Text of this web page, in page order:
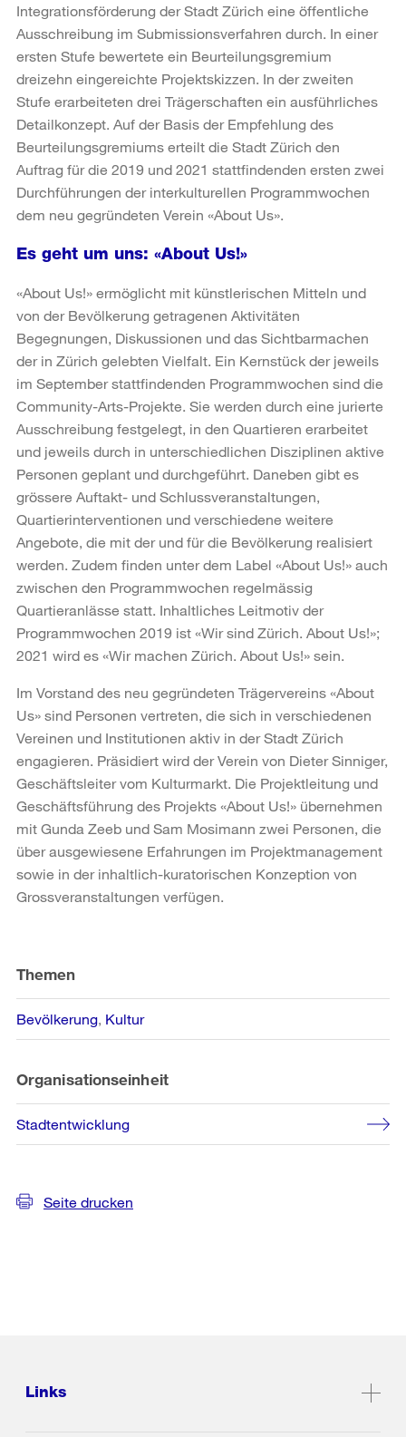
Integrationsförderung der Stadt Zürich eine öffentliche
Ausschreibung im Submissionsverfahren durch. In einer
ersten Stufe bewertete ein Beurteilungsgremium
dreizehn eingereichte Projektskizzen. In der zweiten
Stufe erarbeiteten drei Trägerschaften ein ausführliches
Detailkonzept. Auf der Basis der Empfehlung des
Beurteilungsgremiums erteilt die Stadt Zürich den
Auftrag für die 2019 und 2021 stattfindenden ersten zwei
Durchführungen der interkulturellen Programmwochen
dem neu gegründeten Verein «About Us».
Es geht um uns: «About Us!»
«About Us!» ermöglicht mit künstlerischen Mitteln und
von der Bevölkerung getragenen Aktivitäten
Begegnungen, Diskussionen und das Sichtbarmachen
der in Zürich gelebten Vielfalt. Ein Kernstück der jeweils
im September stattfindenden Programmwochen sind die
Community-Arts-Projekte. Sie werden durch eine jurierte
Ausschreibung festgelegt, in den Quartieren erarbeitet
und jeweils durch in unterschiedlichen Disziplinen aktive
Personen geplant und durchgeführt. Daneben gibt es
grössere Auftakt- und Schlussveranstaltungen,
Quartierinterventionen und verschiedene weitere
Angebote, die mit der und für die Bevölkerung realisiert
werden. Zudem finden unter dem Label «About Us!» auch
zwischen den Programmwochen regelmässig
Quartieranlässe statt. Inhaltliches Leitmotiv der
Programmwochen 2019 ist «Wir sind Zürich. About Us!»;
2021 wird es «Wir machen Zürich. About Us!» sein.
Im Vorstand des neu gegründeten Trägervereins «About
Us» sind Personen vertreten, die sich in verschiedenen
Vereinen und Institutionen aktiv in der Stadt Zürich
engagieren. Präsidiert wird der Verein von Dieter Sinniger,
Geschäftsleiter vom Kulturmarkt. Die Projektleitung und
Geschäftsführung des Projekts «About Us!» übernehmen
mit Gunda Zeeb und Sam Mosimann zwei Personen, die
über ausgewiesene Erfahrungen im Projektmanagement
sowie in der inhaltlich-kuratorischen Konzeption von
Grossveranstaltungen verfügen.
Informationen
Themen
Bevölkerung Kultur
Organisationseinheit
Stadtentwicklung
Seite drucken
Links